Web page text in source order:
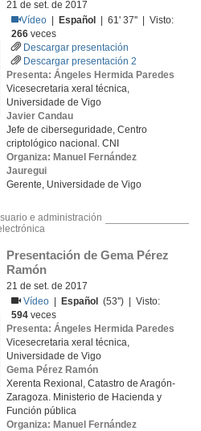
21 de set. de 2017
Vídeo
Español
| 61' 37'' | Visto:
266 veces
Descargar presentación
Descargar presentación 2
Presenta: Ángeles Hermida Paredes
Vicesecretaria xeral técnica,
Universidade de Vigo
Javier Candau
Jefe de ciberseguridade, Centro
criptológico nacional. CNI
Organiza: Manuel Fernández
Jauregui
Gerente, Universidade de Vigo
e administración
Presentación de Gema Pérez
Ramón
21 de set. de 2017
Vídeo
Español
(53'') | Visto:
594 veces
Presenta: Ángeles Hermida Paredes
Vicesecretaria xeral técnica,
Universidade de Vigo
Gema Pérez Ramón
Xerenta Rexional, Catastro de Aragón-
Zaragoza. Ministerio de Hacienda y
Función pública
Organiza: Manuel Fernández